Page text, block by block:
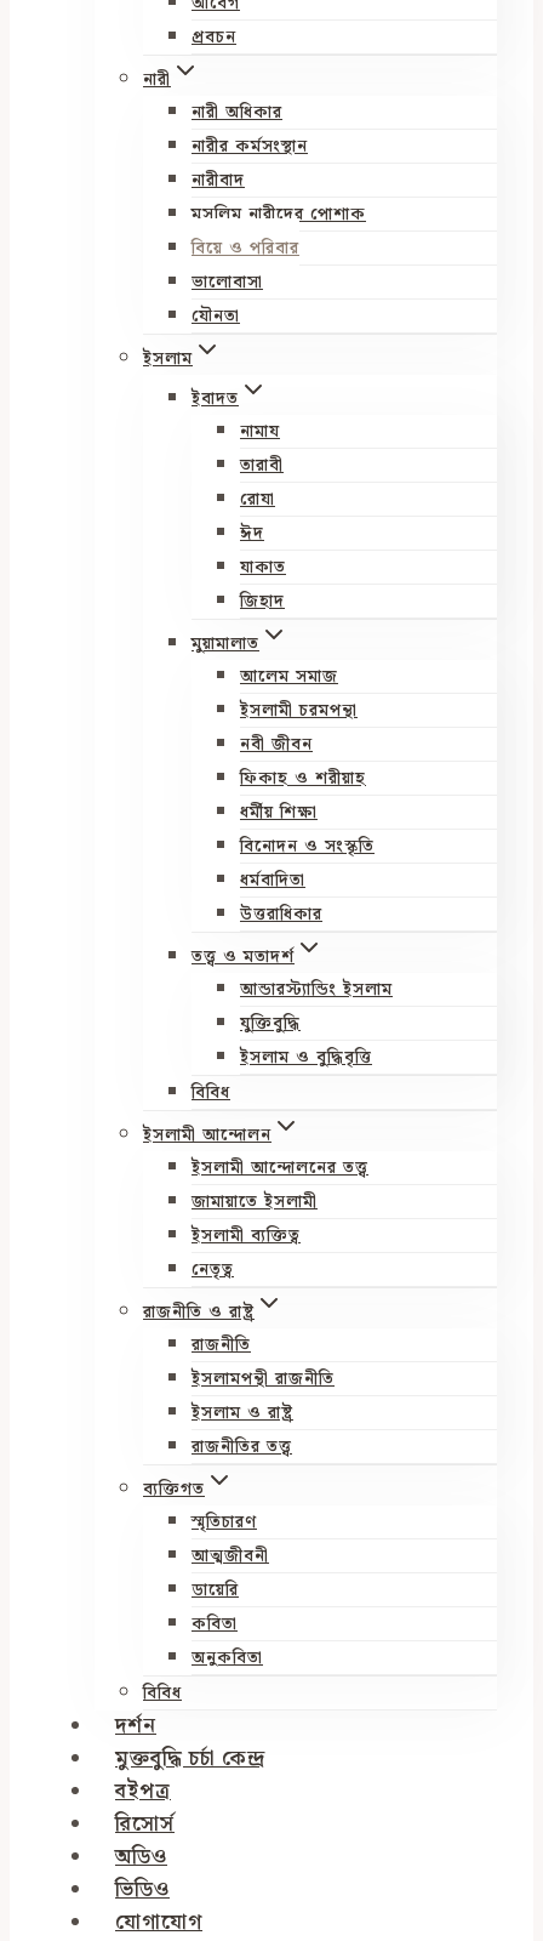
প্রবচন
নারী
নারী অধিকার
নারীর কর্মসংস্থান
নারীবাদ
মুসলিম নারীদের পোশাক
বিয়ে ও পরিবার
ভালোবাসা
যৌনতা
ইসলাম
ইবাদত
নামায
তারাবী
রোযা
ঈদ
যাকাত
জিহাদ
মুয়ামালাত
আলেম সমাজ
ইসলামী চরমপন্থা
নবী জীবন
ফিকাহ ও শরীয়াহ
ধর্মীয় শিক্ষা
বিনোদন ও সংস্কৃতি
ধর্মবাদিতা
উত্তরাধিকার
তত্ত্ব ও মতাদর্শ
আন্ডারস্ট্যান্ডিং ইসলাম
যুক্তিবুদ্ধি
ইসলাম ও বুদ্ধিবৃত্তি
বিবিধ
ইসলামী আন্দোলন
ইসলামী আন্দোলনের তত্ত্ব
জামায়াতে ইসলামী
ইসলামী ব্যক্তিত্ব
নেতৃত্ব
রাজনীতি ও রাষ্ট্র
রাজনীতি
ইসলামপন্থী রাজনীতি
ইসলাম ও রাষ্ট্র
রাজনীতির তত্ত্ব
ব্যক্তিগত
স্মৃতিচারণ
আত্মজীবনী
ডায়েরি
কবিতা
অনুকবিতা
বিবিধ
দর্শন
মুক্তবুদ্ধি চর্চা কেন্দ্র
বইপত্র
রিসোর্স
অডিও
ভিডিও
যোগাযোগ